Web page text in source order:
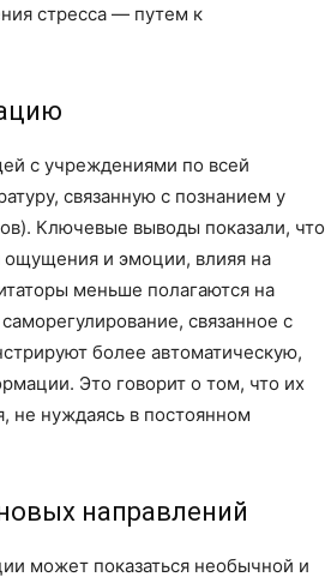
стресса — путем к
с учреждениями по всей
связанную с познанием у
Ключевые выводы показали, что
ощущения и эмоции, влияя на
меньше полагаются на
связанное с
более автоматическую,
Это говорит о том, что их
не нуждаясь в постоянном
направлений
может показаться необычной и